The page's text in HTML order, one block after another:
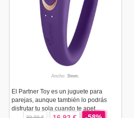
Ancho: 5mm.
El Partner Toy es un juguete para
parejas, aunque también lo podrás
disfrutar tu sola cuando te apet...